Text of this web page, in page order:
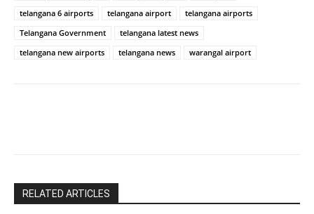
telangana 6 airports
telangana airport
telangana airports
Telangana Government
telangana latest news
telangana new airports
telangana news warangal airport
RELATED ARTICLES